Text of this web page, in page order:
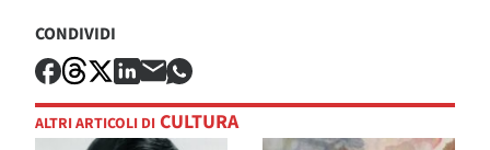
CONDIVIDI
ALTRI ARTICOLI DI CULTURA